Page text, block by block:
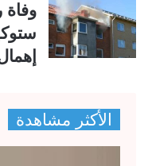
الأكثر مشاهدة